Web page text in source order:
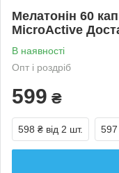
Мелатонін 60
MicroActive
В наявності
Опт і роздріб
599 ₴
598 ₴ від 2 шт.